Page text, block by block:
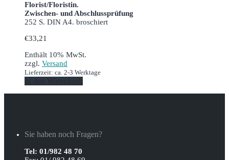
Florist/Floristin.
Zwischen- und Abschlussprüfung
252 S. DIN A4. broschiert
€33,21
Enthält 10% MwSt.
zzgl. Versand
Lieferzeit: ca. 2-3 Werktage
In den Warenkorb
Sie haben noch Fragen?
Tel: 01/982 48 70